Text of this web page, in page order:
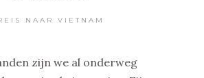
NAAR VIETNAM
zijn we al onderweg